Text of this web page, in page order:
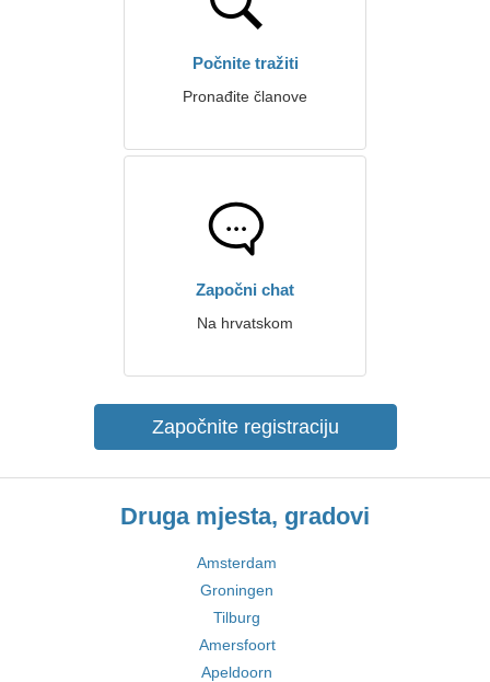
Počnite tražiti
Pronađite članove
Započni chat
Na hrvatskom
Započnite registraciju
Druga mjesta, gradovi
Amsterdam
Groningen
Tilburg
Amersfoort
Apeldoorn